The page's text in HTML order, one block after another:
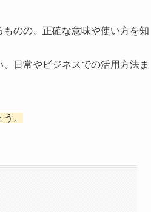
のの、正確な意味や使い方を知
日常やビジネスでの活用方法ま
。